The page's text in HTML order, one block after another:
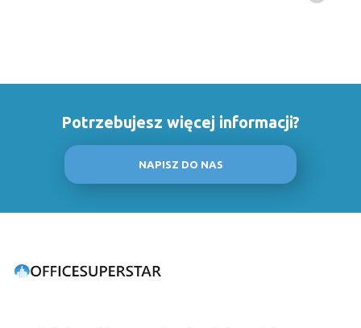
Potrzebujesz więcej informacji?
NAPISZ DO NAS